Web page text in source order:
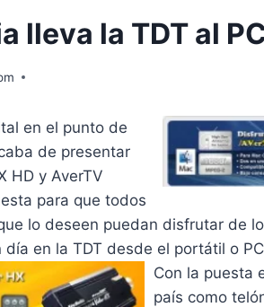
lleva la TDT al
en el punto de
de presentar
HD y AverTV
para que todos
lo deseen puedan disfrutar de
día en la TDT desde el portátil o
Con la puesta
país como